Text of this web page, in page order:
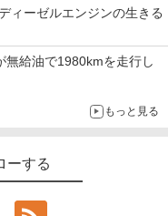
ィーゼルエンジンの生きる
無給油で1980kmを走行し
もっと見る
ーする